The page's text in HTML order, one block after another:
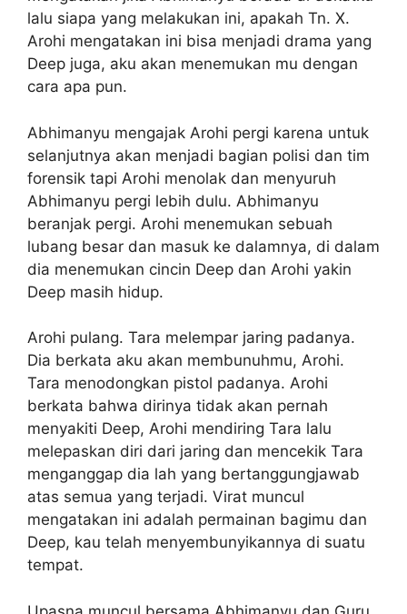
lalu siapa yang melakukan ini, apakah Tn. X.
Arohi mengatakan ini bisa menjadi drama yang
Deep juga, aku akan menemukan mu dengan
cara apa pun.
Abhimanyu mengajak Arohi pergi karena untuk
selanjutnya akan menjadi bagian polisi dan tim
forensik tapi Arohi menolak dan menyuruh
Abhimanyu pergi lebih dulu. Abhimanyu
beranjak pergi. Arohi menemukan sebuah
lubang besar dan masuk ke dalamnya, di dalam
dia menemukan cincin Deep dan Arohi yakin
Deep masih hidup.
Arohi pulang. Tara melempar jaring padanya.
Dia berkata aku akan membunuhmu, Arohi.
Tara menodongkan pistol padanya. Arohi
berkata bahwa dirinya tidak akan pernah
menyakiti Deep, Arohi mendiring Tara lalu
melepaskan diri dari jaring dan mencekik Tara
menganggap dia lah yang bertanggungjawab
atas semua yang terjadi. Virat muncul
mengatakan ini adalah permainan bagimu dan
Deep, kau telah menyembunyikannya di suatu
tempat.